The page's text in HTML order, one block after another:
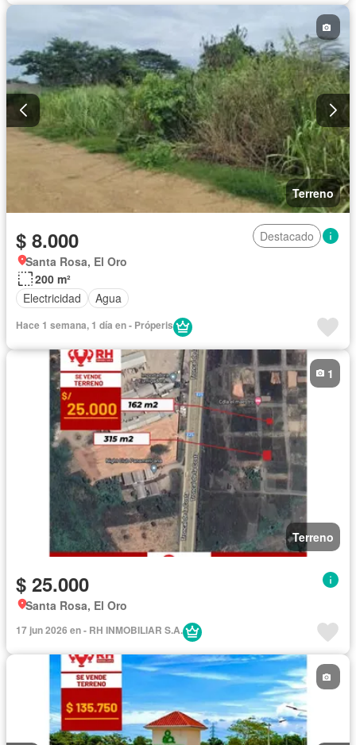
Terreno
$ 8.000
Destacado
Santa Rosa, El Oro
200 m²
Electricidad
Agua
Hace 1 semana, 1 día en - Próperis
Terreno
1
$ 25.000
Santa Rosa, El Oro
17 jun 2026 en - RH INMOBILIAR S.A.